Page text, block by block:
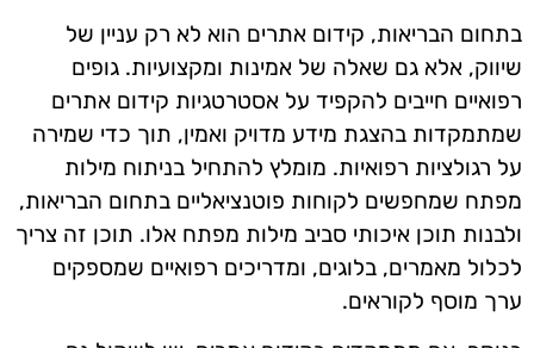
בתחום הבריאות, קידום אתרים הוא לא רק עניין של
שיווק, אלא גם שאלה של אמינות ומקצועיות. גופים
רפואיים חייבים להקפיד על אסטרטגיות קידום אתרים
שמתמקדות בהצגת מידע מדויק ואמין, תוך כדי שמירה
על רגולציות רפואיות. מומלץ להתחיל בניתוח מילות
מפתח שמחפשים לקוחות פוטנציאליים בתחום הבריאות,
ולבנות תוכן איכותי סביב מילות מפתח אלו. תוכן זה צריך
לכלול מאמרים, בלוגים, ומדריכים רפואיים שמספקים
ערך מוסף לקוראים.